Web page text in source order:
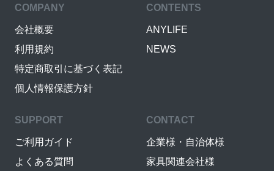
COMPANY
会社概要
利用規約
特定商取引に基づく表記
個人情報保護方針
CONTENTS
ANYLIFE
NEWS
SUPPORT
ご利用ガイド
よくある質問
CONTACT
企業様・自治体様
家具関連会社様